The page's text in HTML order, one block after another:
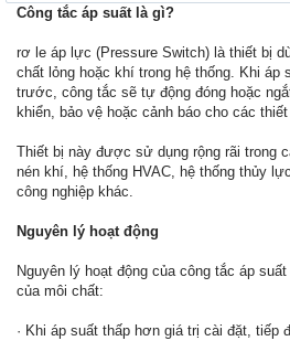
Công tắc áp suất là gì?
rơ le áp lực (Pressure Switch) là thiết bị
chất lỏng hoặc khí trong hệ thống. Khi áp
trước, công tắc sẽ tự động đóng hoặc
khiển, bảo vệ hoặc cảnh báo cho các
Thiết bị này được sử dụng rộng rãi trong
nén khí, hệ thống HVAC, hệ thống thủy
công nghiệp khác.
Nguyên lý hoạt động
Nguyên lý hoạt động của công tắc áp
của môi chất:
· Khi áp suất thấp hơn giá trị cài đặt, tiếp